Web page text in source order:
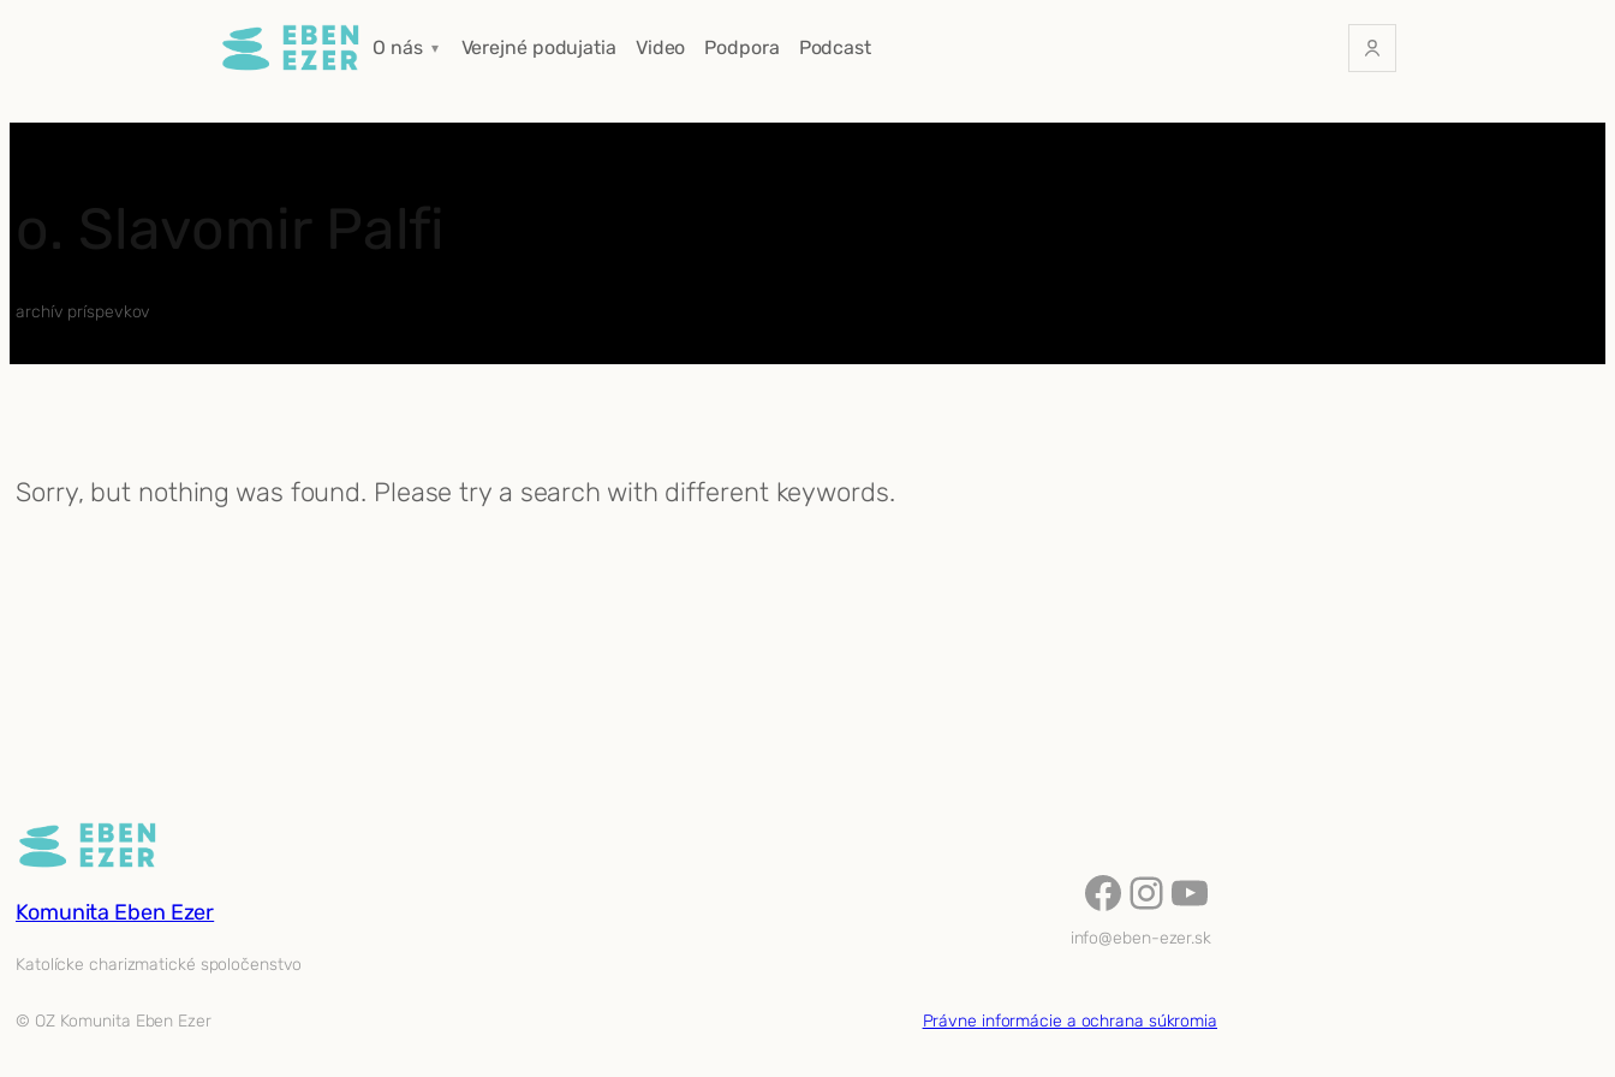
O nás Verejné podujatia Video Podpora Podcast
o. Slavomir Palfi
archív príspevkov
Sorry, but nothing was found. Please try a search with different keywords.
Komunita Eben Ezer
Katolícke charizmatické spoločenstvo
Facebook InstagramYouTube
info@eben-ezer.sk
© OZ Komunita Eben Ezer Právne informácie a ochrana súkromia